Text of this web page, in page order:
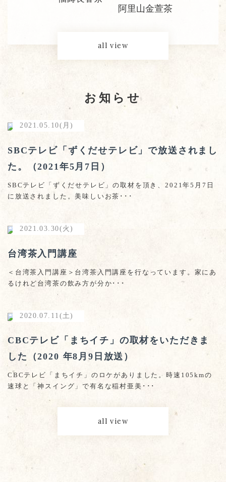
阿里山金萱茶
all view
お知らせ
2021.05.10(月)
SBCテレビ「ずくだせテレビ」で放送されまし
た。（2021年5月7日）
SBCテレビ「ずくだせテレビ」の取材を頂き、2021年5月7日
に放送されました。美味しいお茶･･･
2021.03.30(火)
台湾茶入門講座
＜台湾茶入門講座＞台湾茶入門講座を行なっています。家にあ
るけれど台湾茶の飲み方が分か･･･
2020.07.11(土)
CBCテレビ「まちイチ」の取材をいただきま
した（2020 年8月9日放送）
CBCテレビ「まちイチ」のロケがありました。時速105kmの
速球と「神スイング」で有名な稲村亜美･･･
all view